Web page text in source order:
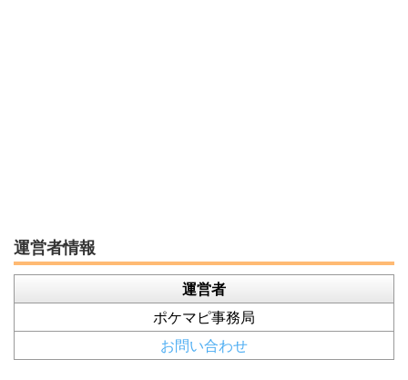
運営者情報
運営者
ポケマピ事務局
お問い合わせ